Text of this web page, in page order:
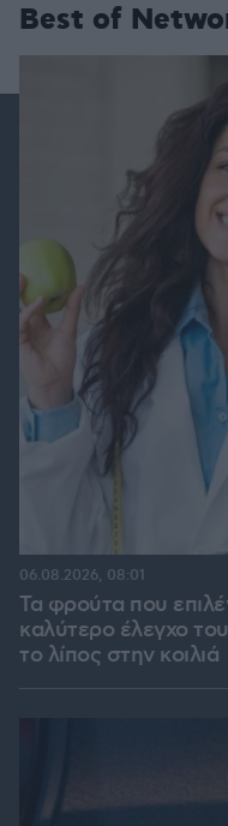
Best of
Τα φρούτα που
καλύτερο έλεγχο
το λίπος στην κοιλιά
06.08.2026, 08:01